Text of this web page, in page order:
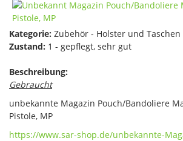
Kategorie: Zubehör - Holster und Taschen
Zustand: 1 - gepflegt, sehr gut
Beschreibung:
Gebraucht
unbekannte Magazin Pouch/Bandoliere
Pistole, MP
https://www.sar-shop.de/unbekannte-